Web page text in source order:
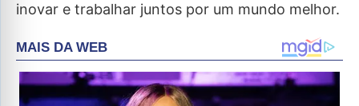
inovar e trabalhar juntos por um mundo melhor.